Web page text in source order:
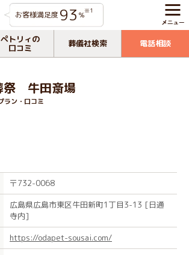
お客様満足度 93 %※1
ペトリィの
口コミ
葬儀社検索 電話相談
祭 牛田斎場
ラン・口コミ
〒732-0068
広島県広島市東区牛田新町1丁目3-13 [日通
寺内]
https://odapet-sousai.com/